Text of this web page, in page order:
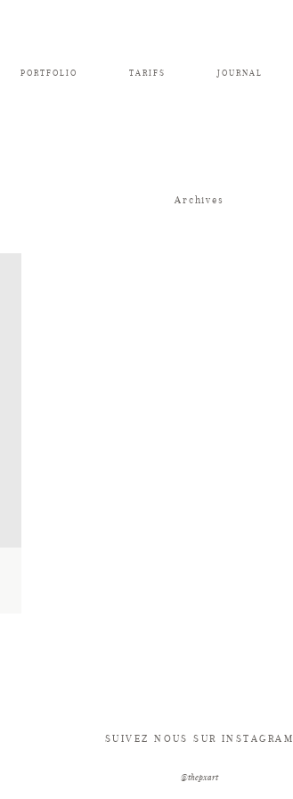
PORTFOLIO TARIFS JOURNAL
Archives
SUIVEZ NOUS SUR INSTAGRAM
@thepxart